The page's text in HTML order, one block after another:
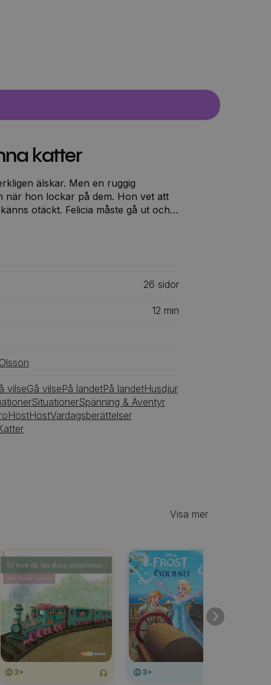
katter
älskar. Men en ruggig
när hon lockar på dem. Hon vet att
otäckt. Felicia måste gå ut och
26 ‎‎ sidor
12 min
vilseGå vilsePå landetPå landetHusdjur
SituationerSpänning & Äventyr
HöstHöstVardagsberättelser
Visa mer
3+ 3+